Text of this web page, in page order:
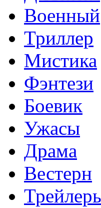
Военный
Триллер
Мистика
Фэнтези
Боевик
Ужасы
Драма
Вестерн